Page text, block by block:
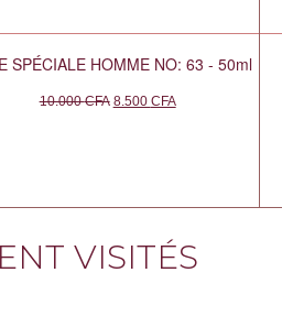
SPÉCIALE HOMME NO: 63 - 50ml
10.000CFA 8.500 CFA
VISITÉS